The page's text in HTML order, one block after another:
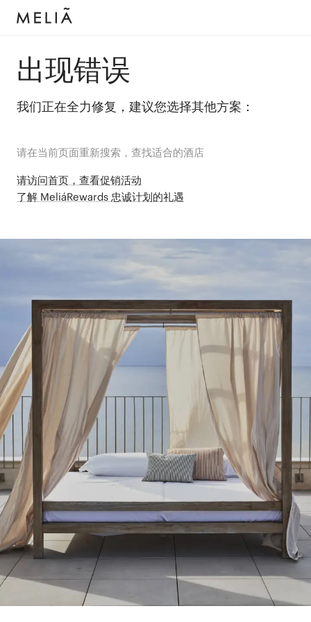
出现错误
我们正在全力修复，建议您选择其他方案：
请在当前页面重新搜索，查找适合的酒店
请访问首页，查看促销活动
了解 MeliáRewards 忠诚计划的礼遇